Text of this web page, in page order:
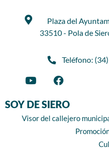
Plaza del
33510 - Pola de
Teléfono:
SOY DE SIERO
Visor del callejero